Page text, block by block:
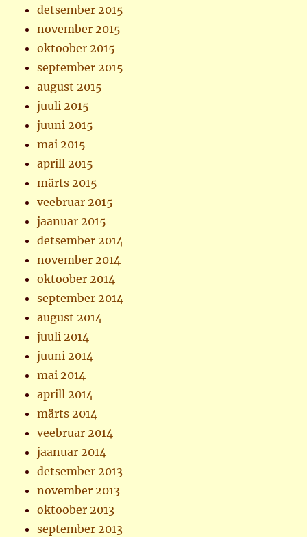
detsember 2015
november 2015
oktoober 2015
september 2015
august 2015
juuli 2015
juuni 2015
mai 2015
aprill 2015
märts 2015
veebruar 2015
jaanuar 2015
detsember 2014
november 2014
oktoober 2014
september 2014
august 2014
juuli 2014
juuni 2014
mai 2014
aprill 2014
märts 2014
veebruar 2014
jaanuar 2014
detsember 2013
november 2013
oktoober 2013
september 2013